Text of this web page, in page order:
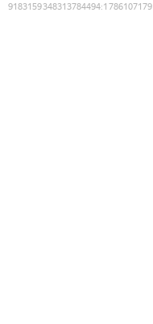
9183159348313784494:1786107179